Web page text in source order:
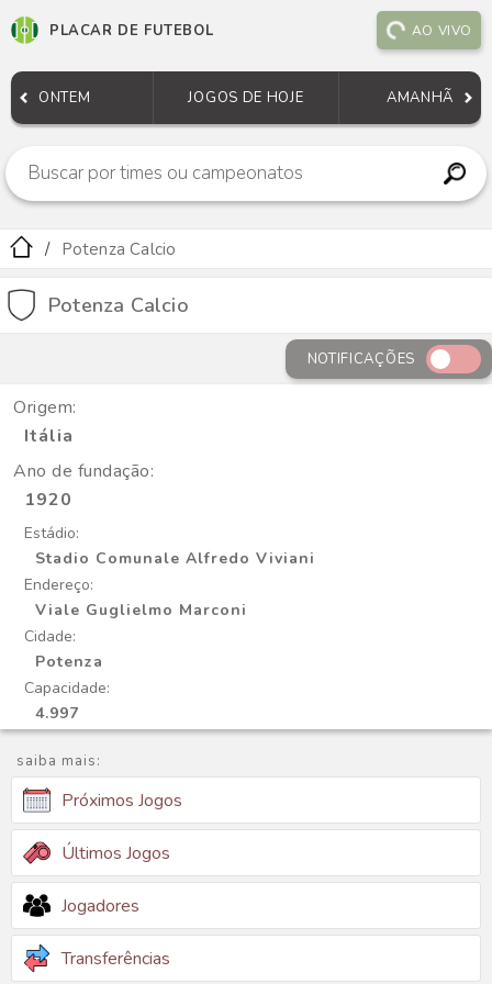
PLACAR DE FUTEBOL AO VIVO
ONTEM JOGOS DE HOJE AMANHÃ
Potenza Calcio
Potenza Calcio
NOTIFICAÇÕES
Origem:
Itália
Ano de fundação:
1920
Estádio:
Stadio Comunale Alfredo Viviani
Endereço:
Viale Guglielmo Marconi
Cidade:
Potenza
Capacidade:
4.997
saiba mais:
Próximos Jogos
Últimos Jogos
Jogadores
Transferências